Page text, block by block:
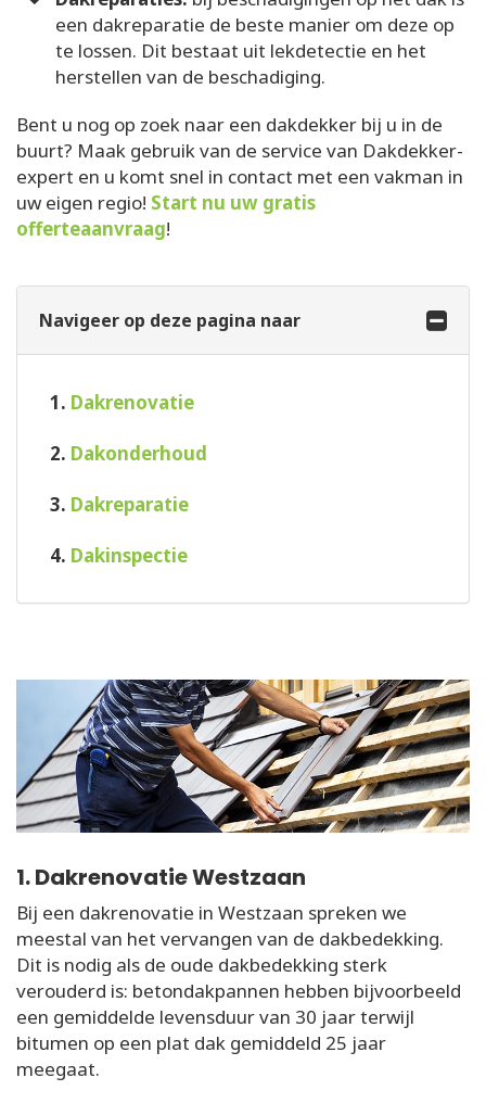
een dakreparatie de beste manier om deze op
te lossen. Dit bestaat uit lekdetectie en het
herstellen van de beschadiging.
Bent u nog op zoek naar een dakdekker bij u in de
buurt? Maak gebruik van de service van Dakdekker-
expert en u komt snel in contact met een vakman in
uw eigen regio! Start nu uw gratis
offerteaanvraag!
Navigeer op deze pagina naar
1. Dakrenovatie
2. Dakonderhoud
3. Dakreparatie
4. Dakinspectie
1. Dakrenovatie Westzaan
Bij een dakrenovatie in Westzaan spreken we
meestal van het vervangen van de dakbedekking.
Dit is nodig als de oude dakbedekking sterk
verouderd is: betondakpannen hebben bijvoorbeeld
een gemiddelde levensduur van 30 jaar terwijl
bitumen op een plat dak gemiddeld 25 jaar
meegaat.